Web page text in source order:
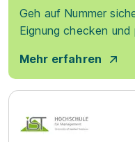
Geh auf Nummer
Eignung checken
Mehr erfahren